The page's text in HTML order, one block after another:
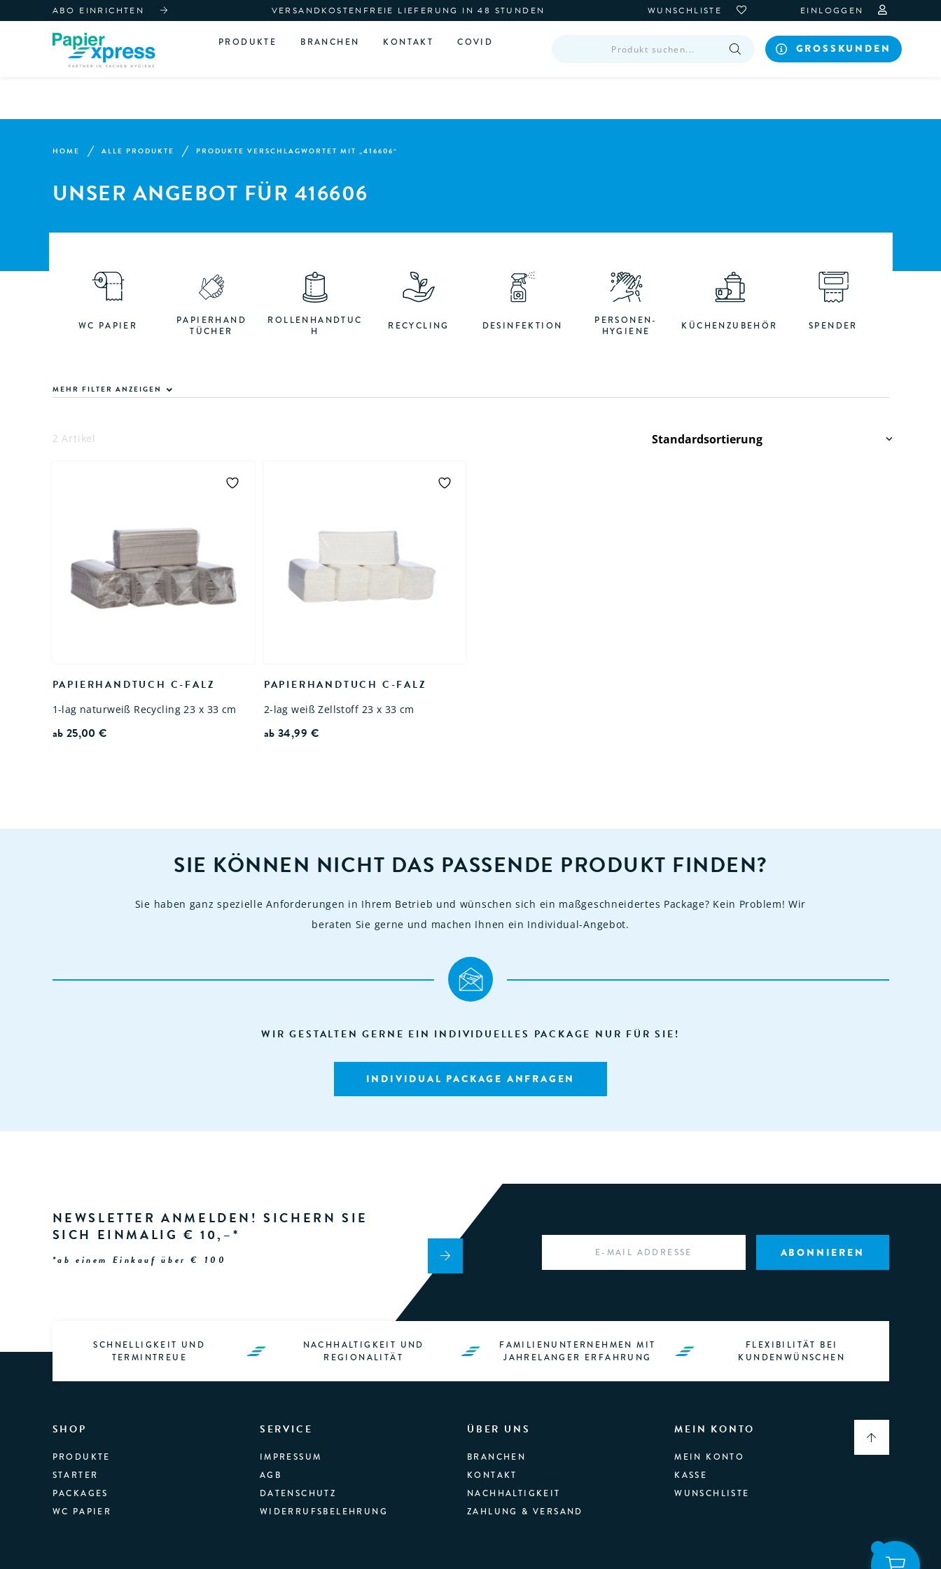
ABO EINRICHTEN VERSANDKOSTENFREIE LIEFERUNG IN 48 STUNDEN WUNSCHLISTE EINLOGGEN
PRODUKTE BRANCHEN KONTAKT COVID GROSSKUNDEN
HOME ALLE PRODUKTE PRODUKTE VERSCHLAGWORTET MIT „416606“
UNSER ANGEBOT FÜR 416606
WC PAPIER
PAPIERHAND
TÜCHER
ROLLENHANDTUC
H
RECYCLING DESINFEKTION
PERSONEN-
HYGIENE
KÜCHENZUBEHÖR SPENDER
MEHR FILTER ANZEIGEN
2 Artikel
PAPIERHANDTUCH C-FALZ
1-lag naturweiß Recycling 23 x 33 cm
ab 25,00€
PAPIERHANDTUCH C-FALZ
2-lag weiß Zellstoff 23 x 33 cm
ab34,99 €
SIE KÖNNEN NICHT DAS PASSENDE PRODUKT FINDEN?
Sie haben ganz spezielle Anforderungen in Ihrem Betrieb und wünschen sich ein maßgeschneidertes Package? Kein Problem! Wir
beraten Sie gerne und machen Ihnen ein Individual-Angebot.
WIR GESTALTEN GERNE EIN INDIVIDUELLES PACKAGE NUR FÜR SIE!
INDIVIDUAL PACKAGE ANFRAGEN
SCHNELLIGKEIT UND
TERMINTREUE
NACHHALTIGKEIT UND
REGIONALITÄT
FAMILIENUNTERNEHMEN MIT
JAHRELANGER ERFAHRUNG
FLEXIBILITÄT BEI
KUNDENWÜNSCHEN
NEWSLETTER ANMELDEN! SICHERN SIE
SICH EINMALIG € 10,–*
*ab einem Einkauf über € 100
SHOP
PRODUKTE
STARTER
PACKAGES
WC PAPIER
SERVICE
IMPRESSUM
AGB
DATENSCHUTZ
WIDERRUFSBELEHRUNG
ÜBER UNS
BRANCHEN
KONTAKT
NACHHALTIGKEIT
ZAHLUNG & VERSAND
MEIN KONTO
MEIN KONTO
KASSE
WUNSCHLISTE